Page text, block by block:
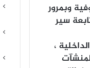
وبمرور
سير
،